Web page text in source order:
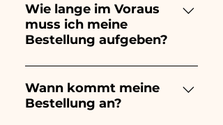
Wie lange im Voraus
muss ich meine
Bestellung aufgeben?
Ceramiche Ania kreiert und
bemalt vollständig von Hand,
daher dauert ihre Herstellung
Wann kommt meine
Bestellung an?